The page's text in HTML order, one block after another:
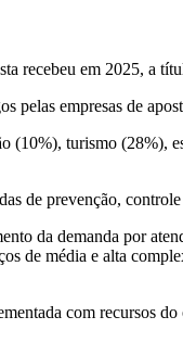
recebeu em 2025, a
pelas empresas de
turismo (28%),
de prevenção,
da demanda por
de média e alta
com recursos